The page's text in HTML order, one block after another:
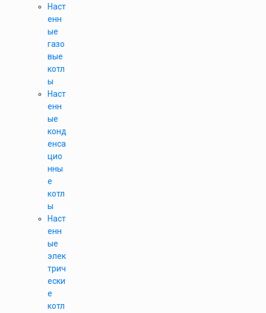
Наст
енн
ые
газо
вые
котл
ы
Наст
енн
ые
конд
енса
цио
нны
е
котл
ы
Наст
енн
ые
элек
трич
ески
е
котл